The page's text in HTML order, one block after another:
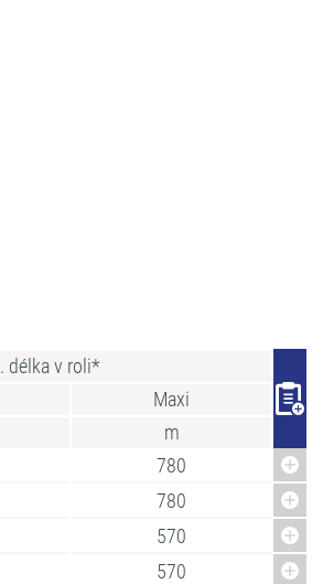
délka v roli*
Maxi
m
780
780
570
570